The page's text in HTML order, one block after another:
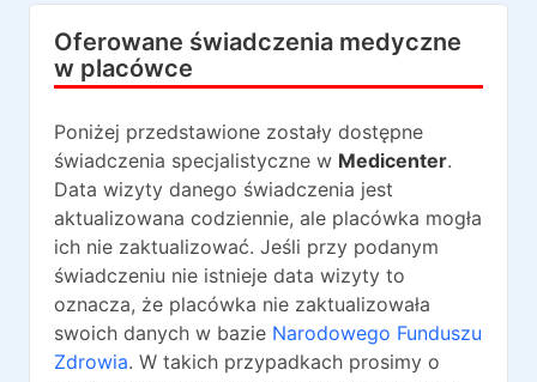
Oferowane świadczenia medyczne
w placówce
Poniżej przedstawione zostały dostępne
świadczenia specjalistyczne w Medicenter.
Data wizyty danego świadczenia jest
aktualizowana codziennie, ale placówka mogła
ich nie zaktualizować. Jeśli przy podanym
świadczeniu nie istnieje data wizyty to
oznacza, że placówka nie zaktualizowała
swoich danych w bazie Narodowego Funduszu
Zdrowia. W takich przypadkach prosimy o